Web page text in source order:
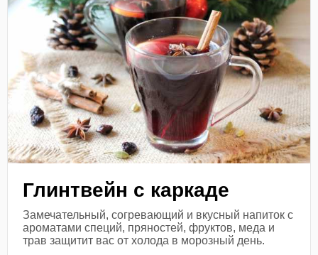
Глинтвейн с каркаде
Замечательный, согревающий и вкусный напиток с
ароматами специй, пряностей, фруктов, меда и
трав защитит вас от холода в морозный день.